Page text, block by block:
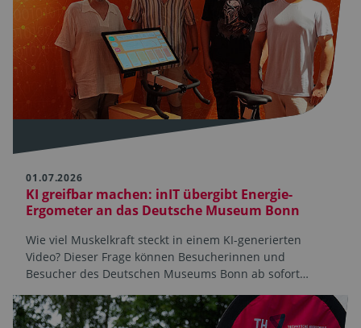
01.07.2026
KI greifbar machen: inIT übergibt Energie-
Ergometer an das Deutsche Museum Bonn
Wie viel Muskelkraft steckt in einem KI-generierten
Video? Dieser Frage können Besucherinnen und
Besucher des Deutschen Museums Bonn ab sofort…